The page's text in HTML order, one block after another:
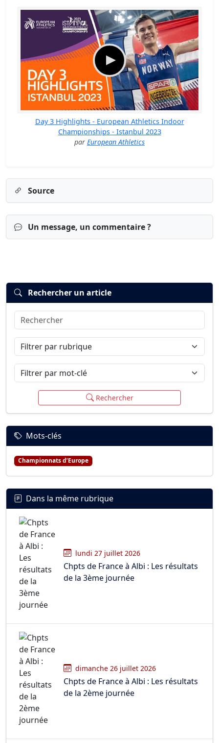
Day 3 Highlights - European Athletics Indoor
Championships - Istanbul 2023
par European Athletics
Source
Un message, un commentaire ?
Connexion
Rechercher un article
Rechercher
Filtrer par rubrique
Filtrer par mot-clé
Rechercher
Mots-clés
Championnats d’Europe
Dans la même rubrique
lundi 27 juillet 2026
Chpts de France à Albi : Les résultats
de la 3ème journée
dimanche 26 juillet 2026
Chpts de France à Albi : Les résultats
de la 2ème journée